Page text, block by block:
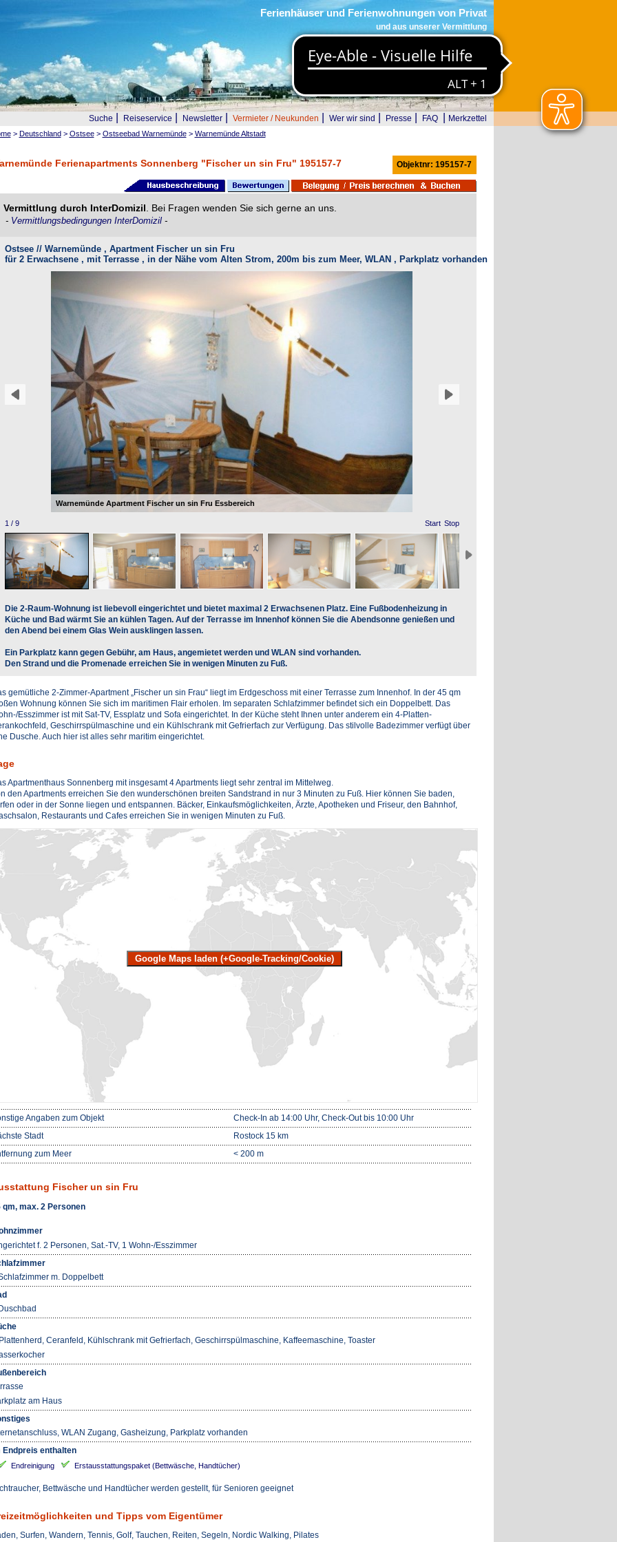
Ferienhäuser und Ferienwohnungen von Privat
und aus unserer Vermittlung
Suche Reiseservice Newsletter| Vermieter / Neukunden Wer wir sind Presse FAQ Merkzettel
> Deutschland> Ostsee> Ostseebad Warnemünde> Warnemünde Altstadt
Ferienapartments Sonnenberg "Fischer un sin Fru" 195157-7 Objektnr: 195157-7
Vermittlung durch InterDomizil . Bei Fragen wenden Sie sich gerne an uns.
- Vermittlungsbedingungen InterDomizil -
Ostsee // Warnemünde , Apartment Fischer un sin Fru
für 2 Erwachsene , mit Terrasse , in der Nähe vom Alten Strom, 200m bis zum Meer, WLAN , Parkplatz vorhanden
Warnemünde Apartment Fischer un sin Fru Essbereich
1 / 9 Start Stop
Die 2-Raum-Wohnung ist liebevoll eingerichtet und bietet maximal 2 Erwachsenen Platz. Eine Fußbodenheizung in
Küche und Bad wärmt Sie an kühlen Tagen. Auf der Terrasse im Innenhof können Sie die Abendsonne genießen und
den Abend bei einem Glas Wein ausklingen lassen.
Ein Parkplatz kann gegen Gebühr, am Haus, angemietet werden und WLAN sind vorhanden.
Den Strand und die Promenade erreichen Sie in wenigen Minuten zu Fuß.
gemütliche 2-Zimmer-Apartment „Fischer un sin Frau“ liegt im Erdgeschoss mit einer Terrasse zum Innenhof. In der 45 qm
Wohnung können Sie sich im maritimen Flair erholen. Im separaten Schlafzimmer befindet sich ein Doppelbett. Das
Esszimmer ist mit Sat-TV, Essplatz und Sofa eingerichtet. In der Küche steht Ihnen unter anderem ein 4-Platten-
Geschirrspülmaschine und ein Kühlschrank mit Gefrierfach zur Verfügung. Das stilvolle Badezimmer verfügt über
Dusche. Auch hier ist alles sehr maritim eingerichtet.
Apartmenthaus Sonnenberg mit insgesamt 4 Apartments liegt sehr zentral im Mittelweg.
den Apartments erreichen Sie den wunderschönen breiten Sandstrand in nur 3 Minuten zu Fuß. Hier können Sie baden,
oder in der Sonne liegen und entspannen. Bäcker, Einkaufsmöglichkeiten, Ärzte, Apotheken und Friseur, den Bahnhof,
Restaurants und Cafes erreichen Sie in wenigen Minuten zu Fuß.
Google Maps laden (+Google-Tracking/Cookie)
Angaben zum Objekt
Check-In ab 14:00 Uhr, Check-Out bis 10:00 Uhr
Stadt
Rostock 15 km
zum Meer
< 200 m
Fischer un sin Fru
qm, max. 2 Personen
f. 2 Personen, Sat.-TV, 1 Wohn-/Esszimmer
m. Doppelbett
Ceranfeld, Kühlschrank mit Gefrierfach, Geschirrspülmaschine, Kaffeemaschine, Toaster
am Haus
WLAN Zugang, Gasheizung, Parkplatz vorhanden
Endpreis enthalten
Endreinigung Erstausstattungspaket (Bettwäsche, Handtücher)
Bettwäsche und Handtücher werden gestellt, für Senioren geeignet
und Tipps vom Eigentümer
Surfen, Wandern, Tennis, Golf, Tauchen, Reiten, Segeln, Nordic Walking, Pilates